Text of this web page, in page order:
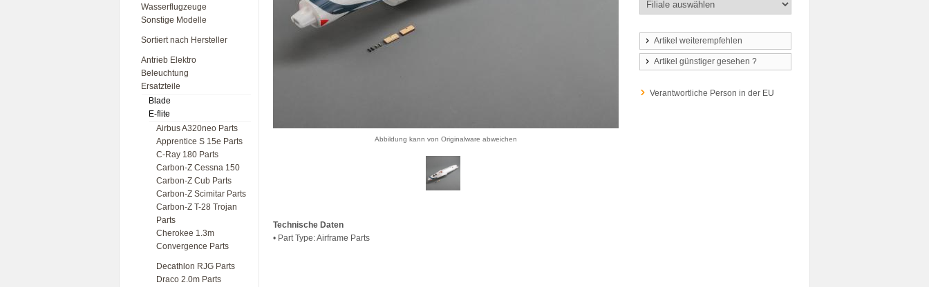
Wasserflugzeuge
Sonstige Modelle
Sortiert nach Hersteller
Antrieb Elektro
Beleuchtung
Ersatzteile
Blade
E-flite
Airbus A320neo Parts
Apprentice S 15e Parts
C-Ray 180 Parts
Carbon-Z Cessna 150
Carbon-Z Cub Parts
Carbon-Z Scimitar Parts
Carbon-Z T-28 Trojan
Parts
Cherokee 1.3m
Convergence Parts
Decathlon RJG Parts
Draco 2.0m Parts
Abbildung kann von Originalware abweichen
Technische Daten
• Part Type: Airframe Parts
Artikel weiterempfehlen
Artikel günstiger gesehen ?
Verantwortliche Person in der EU